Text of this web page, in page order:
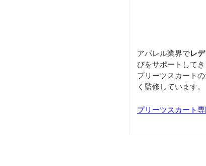
アパレル業界でレ
びをサポートしてき
プリーツスカート
く監修しています。
プリーツスカート